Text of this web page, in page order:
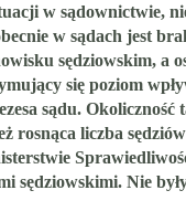
w sądownictwie,
w sądach jest
sędziowskim, a
się poziom
sądu. Okoliczność
rosnąca liczba
sędziowskimi. Nie